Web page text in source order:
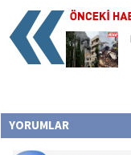
YORUMLAR